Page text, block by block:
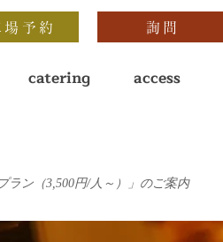
場予約 詢問
catering access
ラン（3,500円/人～）」のご案内